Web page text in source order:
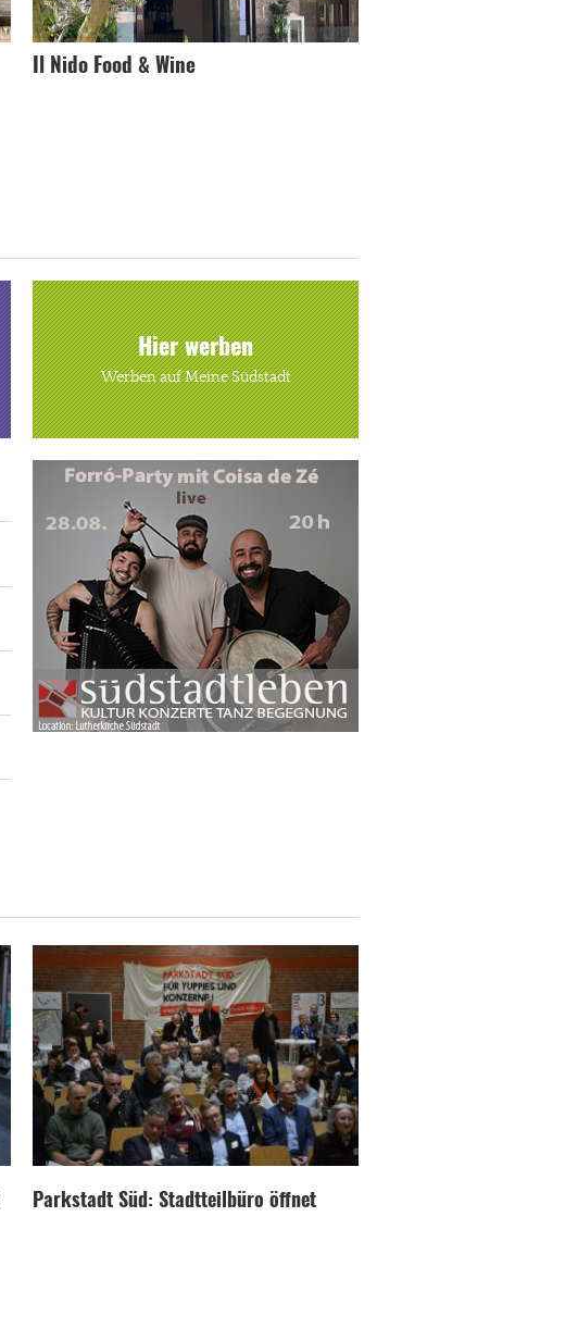
Il Nido Food & Wine
Hier werben
Werben auf Meine Südstadt
Parkstadt Süd: Stadtteilbüro öffnet